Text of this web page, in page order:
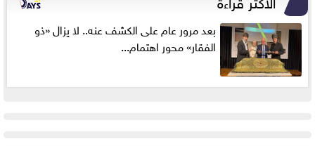
بعد مرور عام على الكشف عنه.. لا يزال «ذو
الفقار» محور اهتمام...